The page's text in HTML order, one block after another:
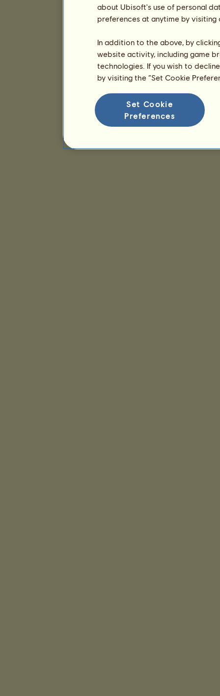
about Ubisoft's use of personal
preferences at anytime by
In addition to the above, by
website activity, including game
technologies. If you wish to
by visiting the “Set Cookie
Set Cookie
Preferences